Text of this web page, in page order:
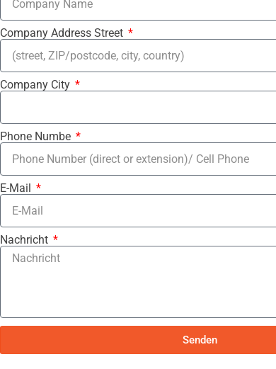
Company Address Street
Company City
Phone Numbe
E-Mail
Nachricht
Senden